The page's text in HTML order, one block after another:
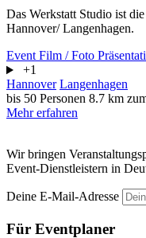
Das Werkstatt Studio ist
Hannover/ Langenhagen.
Event Film / Foto
+1
Hannover Langenhagen
bis 50 Personen 8.7 km
Mehr erfahren
Wir bringen
Event-Dienstleistern in
Deine E-Mail-Adresse
Für Eventplaner